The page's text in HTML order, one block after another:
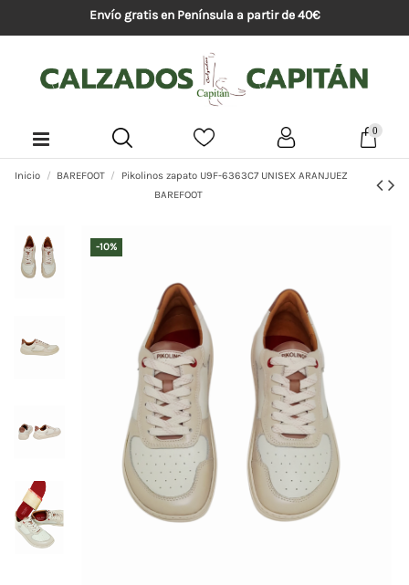
Envío gratis en Península a partir de 40€
0
Inicio BAREFOOT
Pikolinos zapato U9F-6363C7 UNISEX ARANJUEZ
BAREFOOT
-10%